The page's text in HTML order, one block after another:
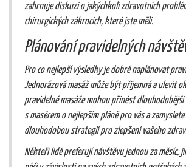
zahrnuje diskuzi o jakýchkoli zdravotních
chirurgických zákrocích, které jste měli.
Plánování pravidelných
Pro co nejlepší výsledky je dobré naplánovat
Jednorázová masáž může být příjemná a ulevit
pravidelné masáže mohou přinést
s masérem o nejlepším pláně pro vás a zamyslete
dlouhodobou strategií pro zlepšení vašeho
Někteří lidé preferují návštěvu jednou za měsíc,